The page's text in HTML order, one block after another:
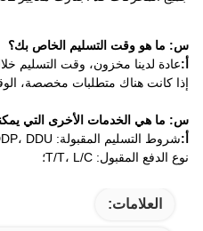
س: ما هو وقت التسليم الخاص بك؟
عادة لدينا مخزون، وقت التسليم خلال 7 أيام
إذا كانت هناك متطلبات مخصصة،
س: ما هي الخدمات الأخرى التي
شروط التسليم المقبولة: FOB، CFR، CIF، EXW، DDP، DDU.
نوع الدفع المقبول: T/T، L/C؛
العلامات: